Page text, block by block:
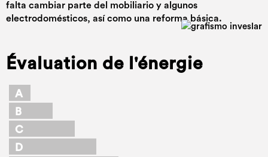
falta cambiar parte del mobiliario y algunos
electrodomésticos, así como una reforma básica.
Évaluation de l'énergie
A
B
C
D